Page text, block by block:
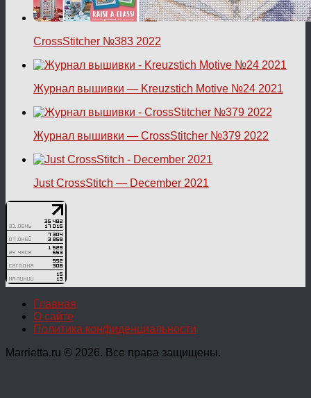
CrossStitcher №383 2022
Журнал вышивки — Kreuzstich Motive №24 2021
Журнал вышивки — CrossStitcher №379 2022
Just CrossStitch — December 2021
Главная
О сайте
Политика конфиденциальности
Marrietta.ru © 2026. Все права защищены.